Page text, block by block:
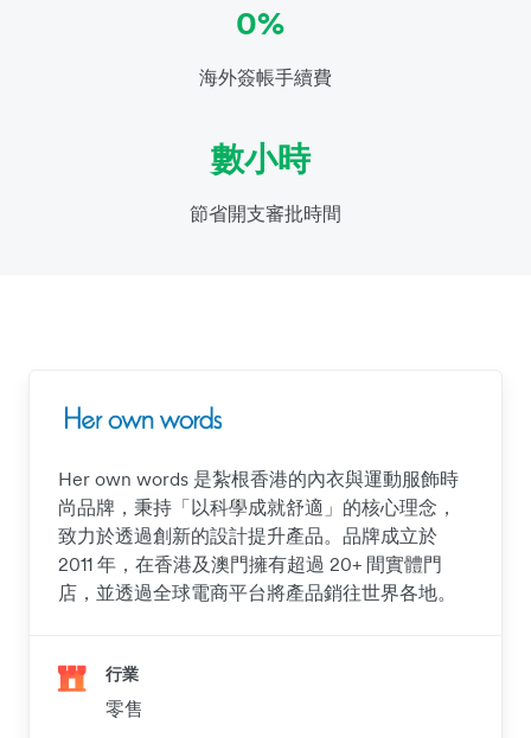
0%
海外簽帳手續費
數小時
節省開支審批時間
Her own words 是紮根香港的內衣與運動服飾時
尚品牌，秉持「以科學成就舒適」的核心理念，
致力於透過創新的設計提升產品。品牌成立於
2011 年，在香港及澳門擁有超過 20+ 間實體門
店，並透過全球電商平台將產品銷往世界各地。
行業
零售